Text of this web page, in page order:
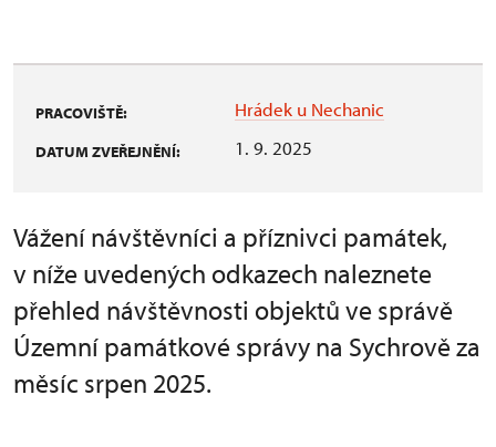
PRACOVIŠTĚ: Hrádek u Nechanic
DATUM ZVEŘEJNĚNÍ: 1. 9. 2025
Vážení návštěvníci a příznivci památek,
v níže uvedených odkazech naleznete
přehled návštěvnosti objektů ve správě
Územní památkové správy na Sychrově za
měsíc srpen 2025.